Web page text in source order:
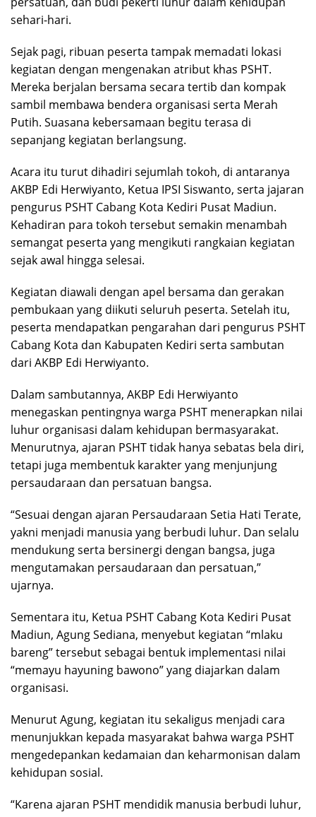
sehari-hari.
Sejak pagi, ribuan peserta tampak memadati lokasi
kegiatan dengan mengenakan atribut khas PSHT.
Mereka berjalan bersama secara tertib dan kompak
sambil membawa bendera organisasi serta Merah
Putih. Suasana kebersamaan begitu terasa di
sepanjang kegiatan berlangsung.
Acara itu turut dihadiri sejumlah tokoh, di antaranya
AKBP Edi Herwiyanto, Ketua IPSI Siswanto, serta jajaran
pengurus PSHT Cabang Kota Kediri Pusat Madiun.
Kehadiran para tokoh tersebut semakin menambah
semangat peserta yang mengikuti rangkaian kegiatan
sejak awal hingga selesai.
Kegiatan diawali dengan apel bersama dan gerakan
pembukaan yang diikuti seluruh peserta. Setelah itu,
peserta mendapatkan pengarahan dari pengurus PSHT
Cabang Kota dan Kabupaten Kediri serta sambutan
dari AKBP Edi Herwiyanto.
Dalam sambutannya, AKBP Edi Herwiyanto
menegaskan pentingnya warga PSHT menerapkan nilai
luhur organisasi dalam kehidupan bermasyarakat.
Menurutnya, ajaran PSHT tidak hanya sebatas bela diri,
tetapi juga membentuk karakter yang menjunjung
persaudaraan dan persatuan bangsa.
“Sesuai dengan ajaran Persaudaraan Setia Hati Terate,
yakni menjadi manusia yang berbudi luhur. Dan selalu
mendukung serta bersinergi dengan bangsa, juga
mengutamakan persaudaraan dan persatuan,”
ujarnya.
Sementara itu, Ketua PSHT Cabang Kota Kediri Pusat
Madiun, Agung Sediana, menyebut kegiatan “mlaku
bareng” tersebut sebagai bentuk implementasi nilai
“memayu hayuning bawono” yang diajarkan dalam
organisasi.
Menurut Agung, kegiatan itu sekaligus menjadi cara
menunjukkan kepada masyarakat bahwa warga PSHT
mengedepankan kedamaian dan keharmonisan dalam
kehidupan sosial.
“Karena ajaran PSHT mendidik manusia berbudi luhur,